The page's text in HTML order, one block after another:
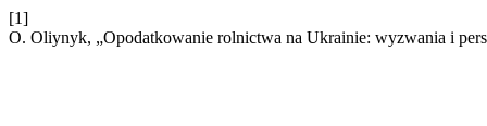
[1]
O. Oliynyk, „Opodatkowanie rolnictwa na Ukrainie: wyzwania i